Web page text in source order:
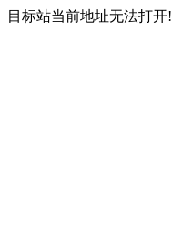
目标站当前地址无法打开!